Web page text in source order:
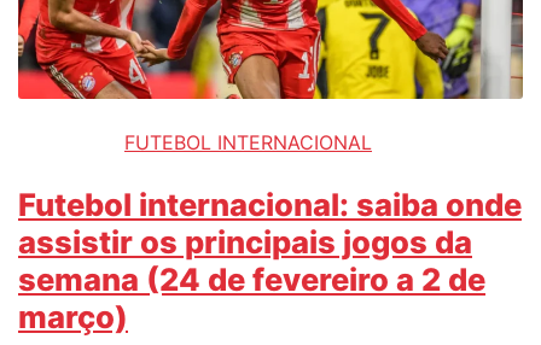
FUTEBOL INTERNACIONAL
Futebol internacional: saiba onde
assistir os principais jogos da
semana (24 de fevereiro a 2 de
março)